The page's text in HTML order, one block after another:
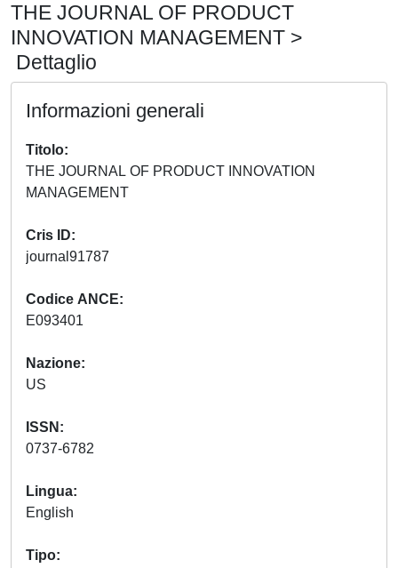
THE JOURNAL OF PRODUCT
INNOVATION MANAGEMENT >
Dettaglio
Informazioni generali
Titolo
THE JOURNAL OF PRODUCT INNOVATION
Cris ID
Codice ANCE
Nazione
ISSN
Lingua
Tipo